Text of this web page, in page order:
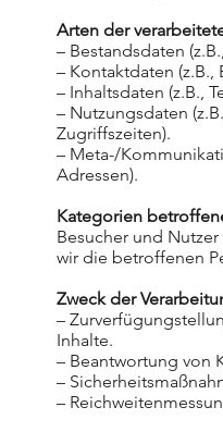
Arten der
– Bestandsdaten
– Kontaktdaten (z.B.,
– Inhaltsdaten (z.B.,
– Nutzungsdaten
Zugriffszeiten).
– Meta-/
Adressen).
Kategorien
Besucher und
wir die betroffenen
Zweck der
–
Inhalte.
– Beantwortung von
–
–